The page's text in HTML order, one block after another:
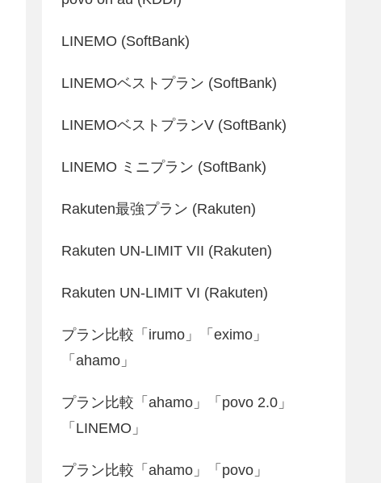
LINEMO (SoftBank)
LINEMOベストプラン (SoftBank)
LINEMOベストプランV (SoftBank)
LINEMO ミニプラン (SoftBank)
Rakuten最強プラン (Rakuten)
Rakuten UN-LIMIT VII (Rakuten)
Rakuten UN-LIMIT VI (Rakuten)
プラン比較「irumo」「eximo」
「ahamo」
プラン比較「ahamo」「povo 2.0」
「LINEMO」
プラン比較「ahamo」「povo」